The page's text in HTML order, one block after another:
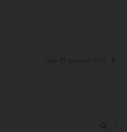
info-25 gennaio 2012